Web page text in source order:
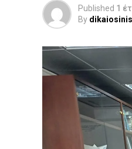
Published 1
By